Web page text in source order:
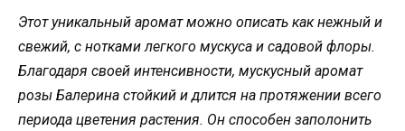
Этот уникальный аромат можно описать как нежный и
свежий, с нотками легкого мускуса и садовой флоры.
Благодаря своей интенсивности, мускусный аромат
розы Балерина стойкий и длится на протяжении всего
периода цветения растения. Он способен заполонить